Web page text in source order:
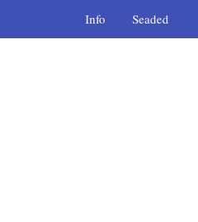
Info Seaded